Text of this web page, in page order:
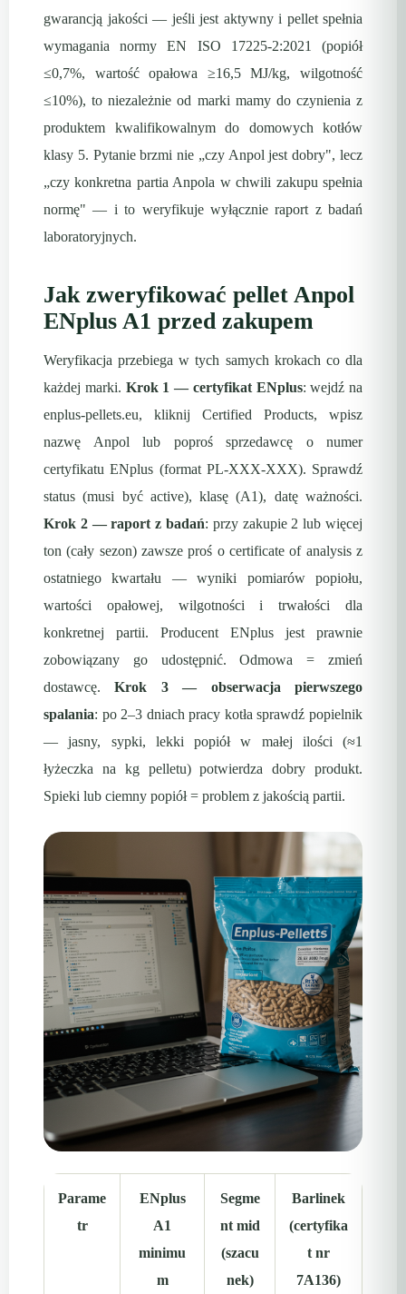
gwarancją jakości — jeśli jest aktywny i pellet spełnia
wymagania normy EN ISO 17225-2:2021 (popiół
≤0,7%, wartość opałowa ≥16,5 MJ/kg, wilgotność
≤10%), to niezależnie od marki mamy do czynienia z
produktem kwalifikowalnym do domowych kotłów
klasy 5. Pytanie brzmi nie „czy Anpol jest dobry", lecz
„czy konkretna partia Anpola w chwili zakupu spełnia
normę" — i to weryfikuje wyłącznie raport z badań
laboratoryjnych.
Jak zweryfikować pellet Anpol
ENplus A1 przed zakupem
Weryfikacja przebiega w tych samych krokach co dla
każdej marki. Krok 1 — certyfikat ENplus: wejdź na
enplus-pellets.eu, kliknij Certified Products, wpisz
nazwę Anpol lub poproś sprzedawcę o numer
certyfikatu ENplus (format PL-XXX-XXX). Sprawdź
status (musi być active), klasę (A1), datę ważności.
Krok 2 — raport z badań: przy zakupie 2 lub więcej
ton (cały sezon) zawsze proś o certificate of analysis z
ostatniego kwartału — wyniki pomiarów popiołu,
wartości opałowej, wilgotności i trwałości dla
konkretnej partii. Producent ENplus jest prawnie
zobowiązany go udostępnić. Odmowa = zmień
dostawcę.Krok 3 — obserwacja pierwszego
spalania: po 2–3 dniach pracy kotła sprawdź popielnik
— jasny, sypki, lekki popiół w małej ilości (≈1
łyżeczka na kg pelletu) potwierdza dobry produkt.
Spieki lub ciemny popiół = problem z jakością partii.
Parame
tr
ENplus
A1
minimu
m
Segme
nt mid
(szacu
nek)
Barlinek
(certyfika
t nr
7A136)